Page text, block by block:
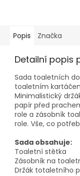
Popis Značka
Detailní popis
Sada toaletních
toaletním
Minimalistický
papír před
role a zásobník
role. Vše, co
Sada obsahuje:
Toaletní stětka
Zásobník na
Držák totaletního